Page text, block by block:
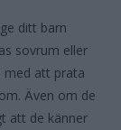
ditt barn
sovrum eller
med att prata
Även om de
att de känner